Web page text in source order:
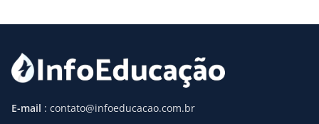
E-mail : contato@infoeducacao.com.br